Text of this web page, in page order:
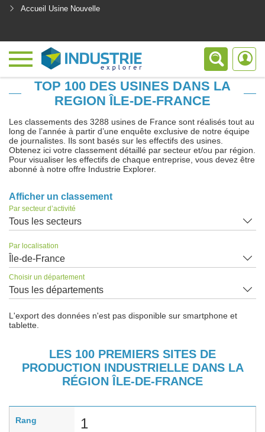
Accueil Usine Nouvelle
TOP 100 DES USINES DANS LA
REGION ÎLE-DE-FRANCE
Les classements des 3288 usines de France sont réalisés tout au
long de l’année à partir d’une enquête exclusive de notre équipe
de journalistes. Ils sont basés sur les effectifs des usines.
Obtenez ici votre classement détaillé par secteur et/ou par région.
Pour visualiser les effectifs de chaque entreprise, vous devez être
abonné à notre offre Industrie Explorer.
Afficher un classement
Par secteur d’activité
Tous les secteurs
Par localisation
Île-de-France
Choisir un département
Tous les départements
L'export des données n'est pas disponible sur smartphone et
tablette.
LES 100 PREMIERS SITES DE
PRODUCTION INDUSTRIELLE DANS LA
RÉGION ÎLE-DE-FRANCE
Rang 1